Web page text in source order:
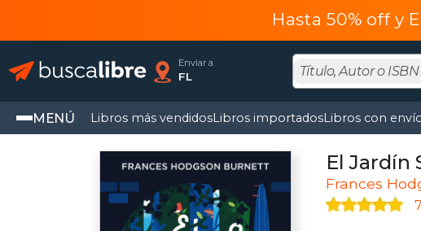
Hasta 50% off y
Enviar a
FL
MENÚ Libros más vendidosLibros importadosLibros con
El Jardín
Frances